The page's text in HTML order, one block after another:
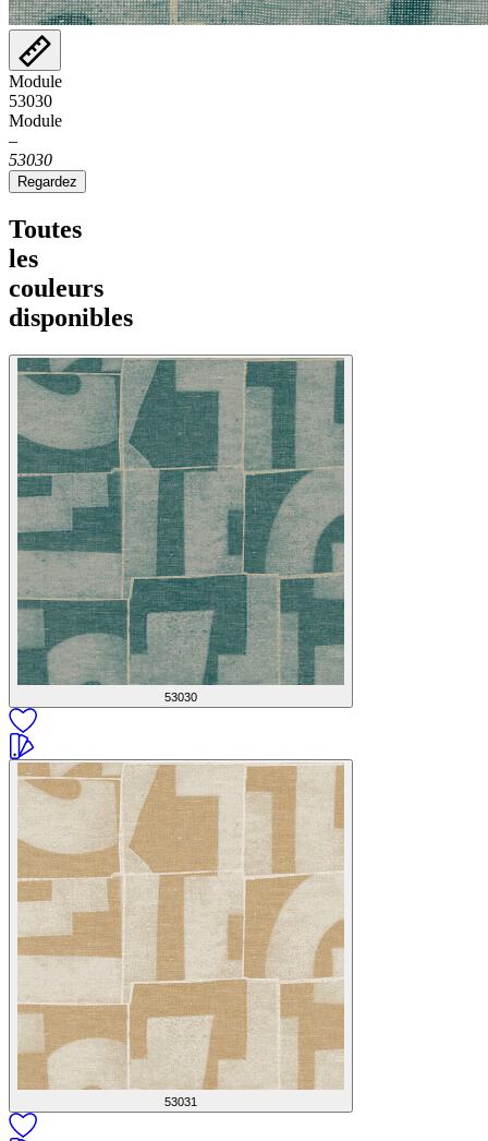
Module
53030
Module
–
53030
Regardez
Toutes
les
couleurs
disponibles
53030
53031